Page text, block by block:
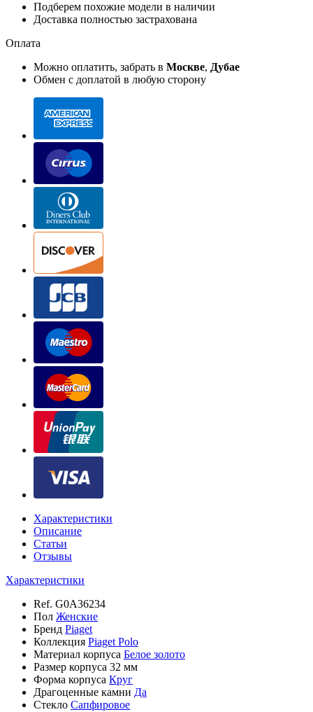
Подберем похожие модели в наличии
Доставка полностью застрахована
Оплата
Можно оплатить, забрать в Москве, Дубае
Обмен с доплатой в любую сторону
Характеристики
Описание
Статьи
Отзывы
Характеристики
Ref. G0A36234
Пол Женские
Бренд Piaget
Коллекция Piaget Polo
Материал корпуса Белое золото
Размер корпуса 32 мм
Форма корпуса Круг
Драгоценные камни Да
Стекло Сапфировое